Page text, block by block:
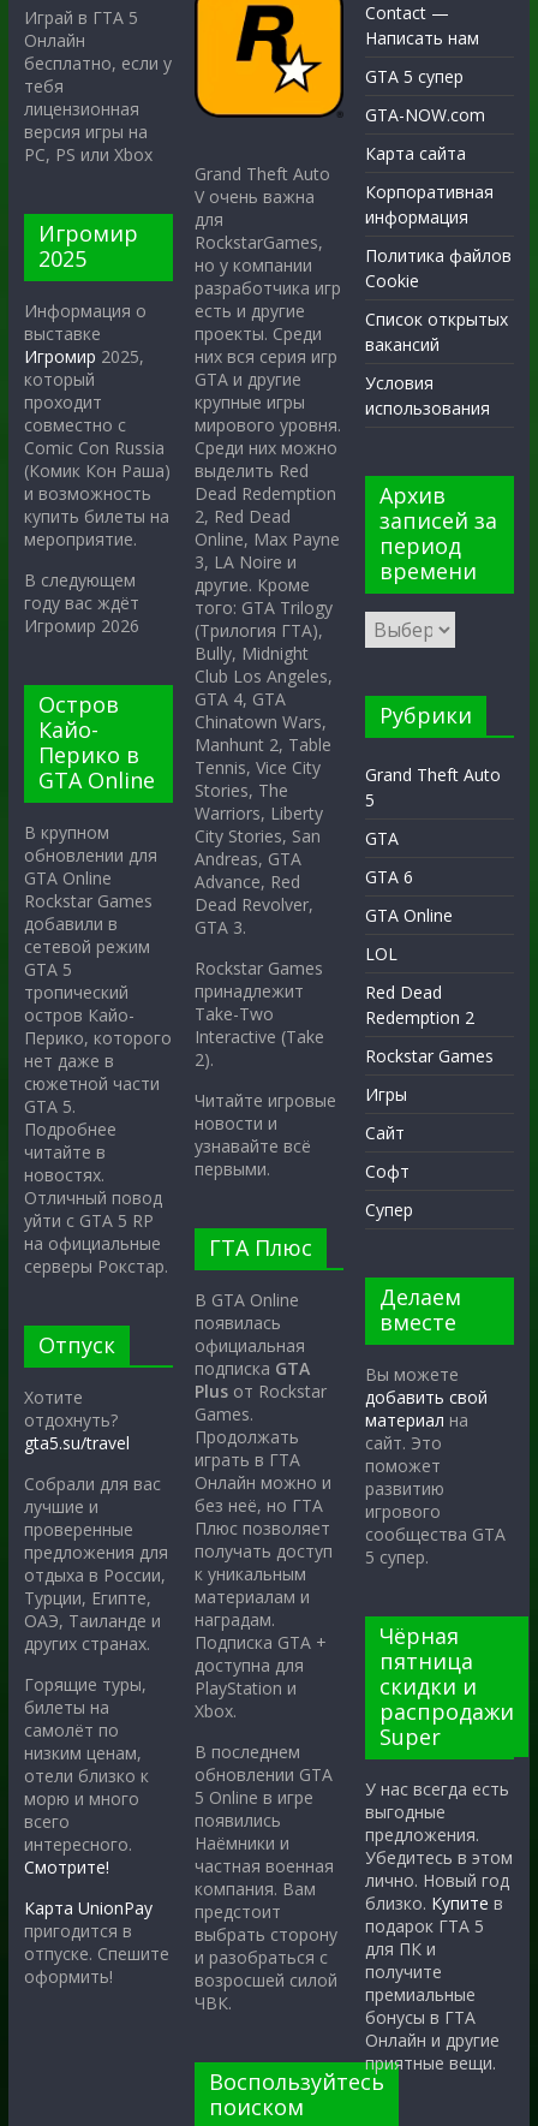
Играй в ГТА 5
Онлайн
бесплатно, если у
тебя
лицензионная
версия игры на
PC, PS или Xbox
Игромир
2025
Информация о
выставке
Игромир 2025,
который
проходит
совместно с
Comic Con Russia
(Комик Кон Раша)
и возможность
купить билеты на
мероприятие.
В следующем
году вас ждёт
Игромир 2026
Остров
Кайо-
Перико в
GTA Online
В крупном
обновлении для
GTA Online
Rockstar Games
добавили в
сетевой режим
GTA 5
тропический
остров Кайо-
Перико, которого
нет даже в
сюжетной части
GTA 5.
Подробнее
читайте в
новостях.
Отличный повод
уйти с GTA 5 RP
на официальные
серверы Рокстар.
Отпуск
Хотите
отдохнуть?
gta5.su/travel
Собрали для вас
лучшие и
проверенные
предложения для
отдыха в России,
Турции, Египте,
ОАЭ, Таиланде и
других странах.
Горящие туры,
билеты на
самолёт по
низким ценам,
отели близко к
морю и много
всего
интересного.
Смотрите!
Карта UnionPay
пригодится в
отпуске. Спешите
оформить!
Grand Theft Auto
V очень важна
для
RockstarGames,
но у компании
разработчика игр
есть и другие
проекты. Среди
них вся серия игр
GTA и другие
крупные игры
мирового уровня.
Среди них можно
выделить Red
Dead Redemption
2, Red Dead
Online, Max Payne
3, LA Noire и
другие. Кроме
того: GTA Trilogy
(Трилогия ГТА),
Bully, Midnight
Club Los Angeles,
GTA 4, GTA
Chinatown Wars,
Manhunt 2, Table
Tennis, Vice City
Stories, The
Warriors, Liberty
City Stories, San
Andreas, GTA
Advance, Red
Dead Revolver,
GTA 3.
Rockstar Games
принадлежит
Take-Two
Interactive (Take
2).
Читайте игровые
новости и
узнавайте всё
первыми.
ГТА Плюс
В GTA Online
появилась
официальная
подписка GTA
Plus от Rockstar
Games.
Продолжать
играть в ГТА
Онлайн можно и
без неё, но ГТА
Плюс позволяет
получать доступ
к уникальным
материалам и
наградам.
Подписка GTA +
доступна для
PlayStation и
Xbox.
В последнем
обновлении GTA
5 Online в игре
появились
Наёмники и
частная военная
компания. Вам
предстоит
выбрать сторону
и разобраться с
возросшей силой
ЧВК.
Воспользуйтесь
поиском
Contact —
Написать нам
GTA 5 супер
GTA-NOW.com
Карта сайта
Корпоративная
информация
Политика файлов
Cookie
Список открытых
вакансий
Условия
использования
Архив
записей за
период
времени
Рубрики
Grand Theft Auto
5
GTA
GTA 6
GTA Online
LOL
Red Dead
Redemption 2
Rockstar Games
Игры
Сайт
Софт
Супер
Делаем
вместе
Вы можете
добавить свой
материал на
сайт. Это
поможет
развитию
игрового
сообщества GTA
5 супер.
Чёрная
пятница
скидки и
распродажи
Super
У нас всегда есть
выгодные
предложения.
Убедитесь в этом
лично. Новый год
близко. Купите в
подарок ГТА 5
для ПК и
получите
премиальные
бонусы в ГТА
Онлайн и другие
приятные вещи.